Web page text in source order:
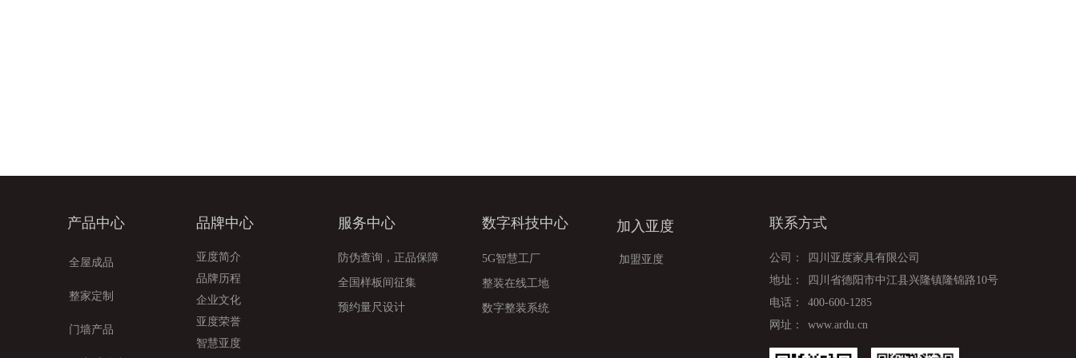
公司：
四川亚度家具有限公司
地址：
四川省德阳市中江县兴隆镇隆锦路10号
电话：
400-600-1285
网址：
www.ardu.cn
联系方式
产品中心
全屋成品
整家定制
门墙产品
品牌中心
亚度简介
品牌历程
企业文化
亚度荣誉
智慧亚度
服务中心
防伪查询，正品保障
全国样板间征集
预约量尺设计
数字科技中心
5G智慧工厂
整装在线工地
数字整装系统
加盟亚度
加入亚度